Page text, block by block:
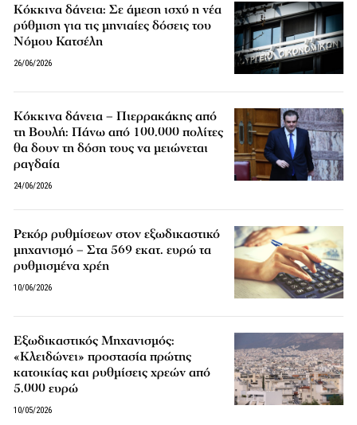
Κόκκινα δάνεια: Σε άμεση ισχύ η νέα
ρύθμιση για τις μηνιαίες δόσεις του
Νόμου Κατσέλη
26/06/2026
Κόκκινα δάνεια – Πιερρακάκης από
τη Βουλή: Πάνω από 100.000 πολίτες
θα δουν τη δόση τους να μειώνεται
ραγδαία
24/06/2026
Ρεκόρ ρυθμίσεων στον εξωδικαστικό
μηχανισμό – Στα 569 εκατ. ευρώ τα
ρυθμισμένα χρέη
10/06/2026
Εξωδικαστικός Μηχανισμός:
«Κλειδώνει» προστασία πρώτης
κατοικίας και ρυθμίσεις χρεών από
5.000 ευρώ
10/05/2026